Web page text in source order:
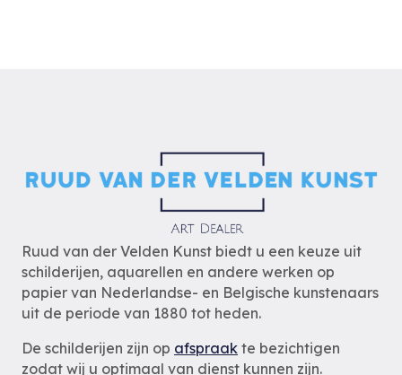
Ruud van der Velden Kunst biedt u een keuze uit
schilderijen, aquarellen en andere werken op
papier van Nederlandse- en Belgische kunstenaars
uit de periode van 1880 tot heden.
De schilderijen zijn op afspraak te bezichtigen
zodat wij u optimaal van dienst kunnen zijn.